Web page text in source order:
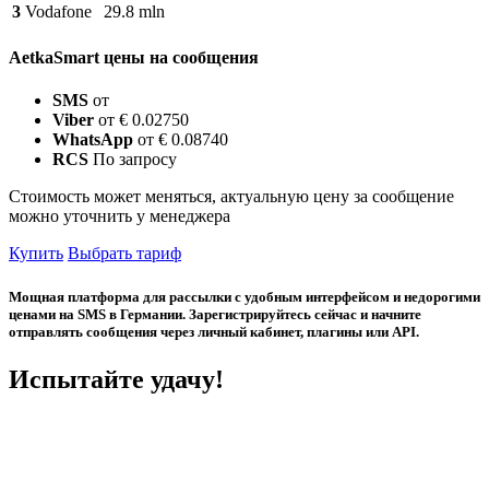
3 Vodafone 29.8 mln
AetkaSmart цены на сообщения
SMS от
Viber от € 0.02750
WhatsApp от € 0.08740
RCS По запросу
Стоимость может меняться, актуальную цену за сообщение
можно уточнить у менеджера
Купить Выбрать тариф
Мощная платформа для рассылки с удобным интерфейсом и недорогими
ценами на SMS в Германии. Зарегистрируйтесь сейчас и начните
отправлять сообщения через личный кабинет, плагины или API.
Испытайте удачу!